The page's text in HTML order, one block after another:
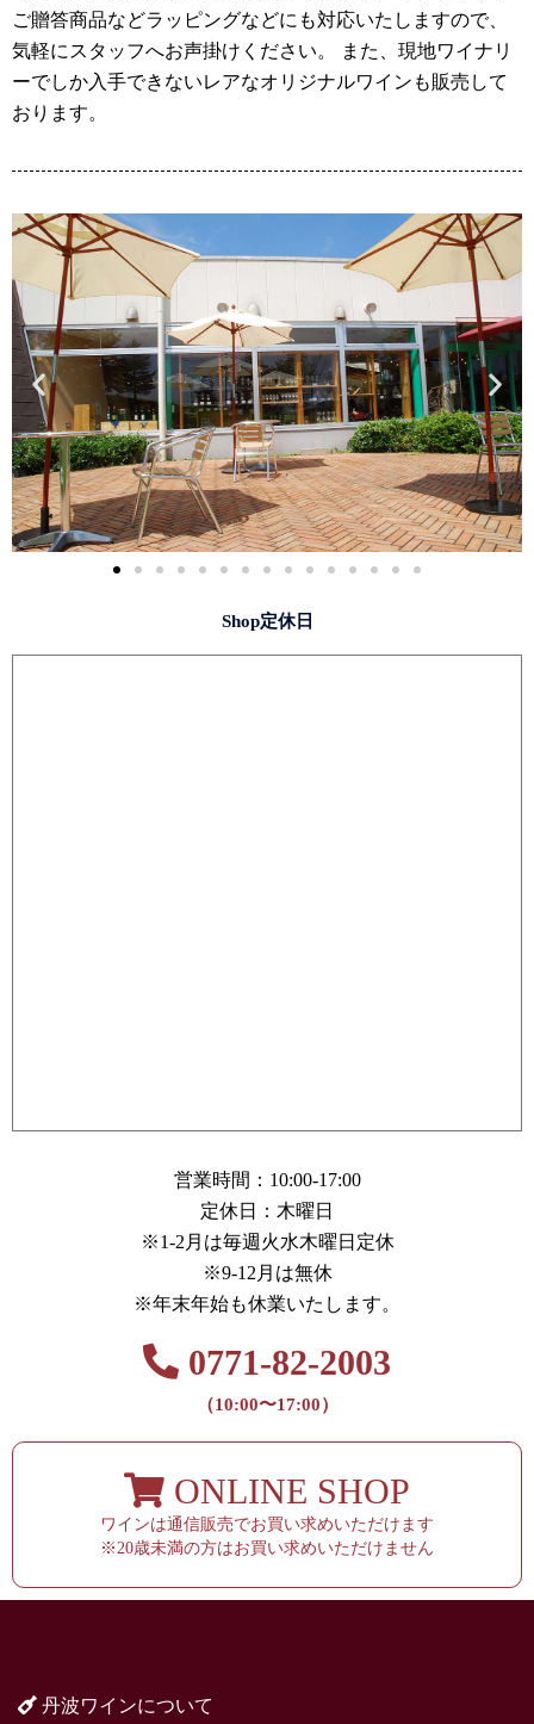
ご贈答商品などラッピングなどにも対応いたしますので、
気軽にスタッフへお声掛けください。 また、現地ワイナリ
ーでしか入手できないレアなオリジナルワインも販売して
おります。
Shop定休日
営業時間：10:00-17:00
定休日：木曜日
※1-2月は毎週火水木曜日定休
※9-12月は無休
※年末年始も休業いたします。
0771-82-2003
（10:00〜17:00）
ONLINE SHOP
ワインは通信販売でお買い求めいただけます
※20歳未満の方はお買い求めいただけません
丹波ワインについて